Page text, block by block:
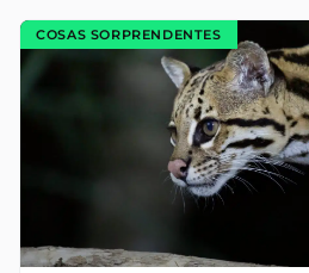
COSAS SORPRENDENTES